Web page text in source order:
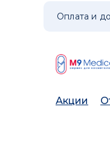
Оплата и
Акции